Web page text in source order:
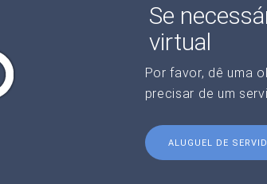
Se
virtual
Por favor, dê uma
precisar de um
ALUGUEL DE